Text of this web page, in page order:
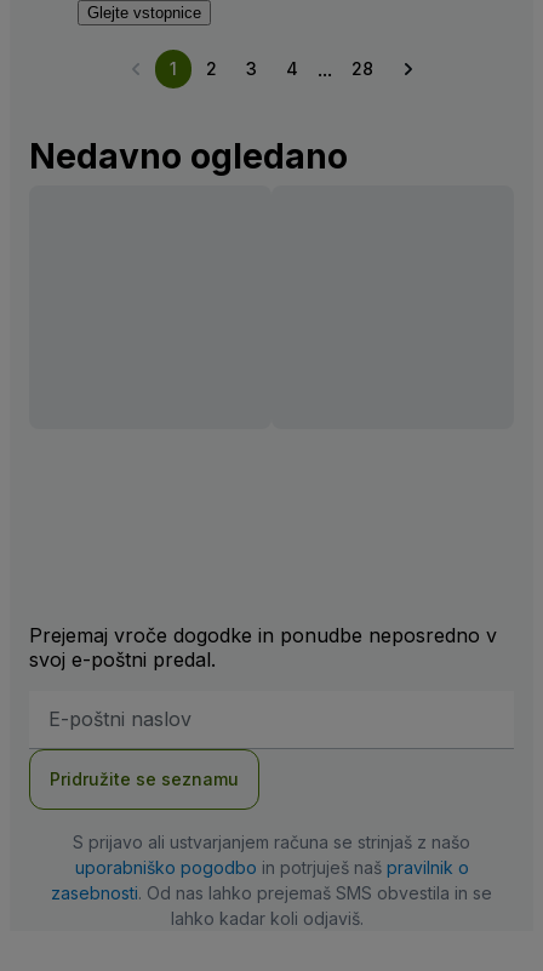
Glejte vstopnice
1 2 3 4 ... 28
Nedavno ogledano
Prejemaj vroče dogodke in ponudbe neposredno v
svoj e-poštni predal.
naslov
Pridružite se seznamu
S prijavo ali ustvarjanjem računa se strinjaš z našo
uporabniško pogodbo in potrjuješ naš pravilnik o
zasebnosti. Od nas lahko prejemaš SMS obvestila in se
lahko kadar koli odjaviš.